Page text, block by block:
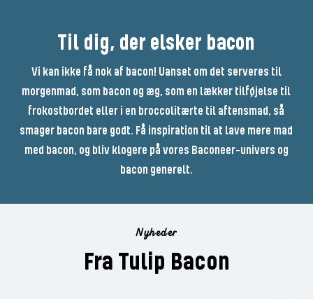
Til dig, der elsker bacon
Vi kan ikke få nok af bacon! Uanset om det serveres til
morgenmad, som bacon og æg, som en lækker tilføjelse til
frokostbordet eller i en broccolitærte til aftensmad, så
smager bacon bare godt. Få inspiration til at lave mere mad
med bacon, og bliv klogere på vores Baconeer-univers og
bacon generelt.
Nyheder
Fra Tulip Bacon